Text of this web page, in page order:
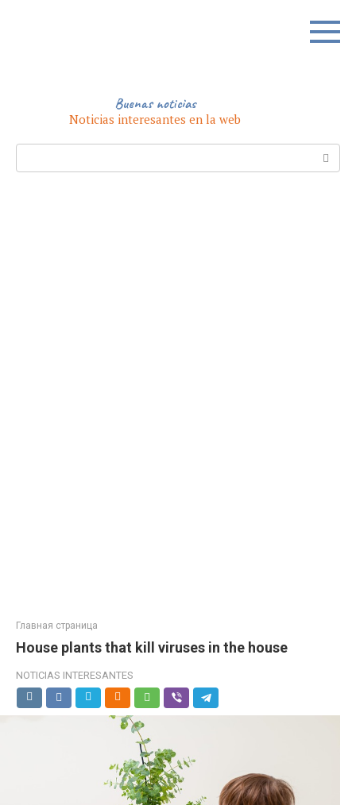
Buenas noticias
Noticias interesantes en la web
Главная страница
House plants that kill viruses in the house
NOTICIAS INTERESANTES